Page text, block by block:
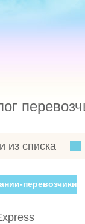
из списка
перевозчики